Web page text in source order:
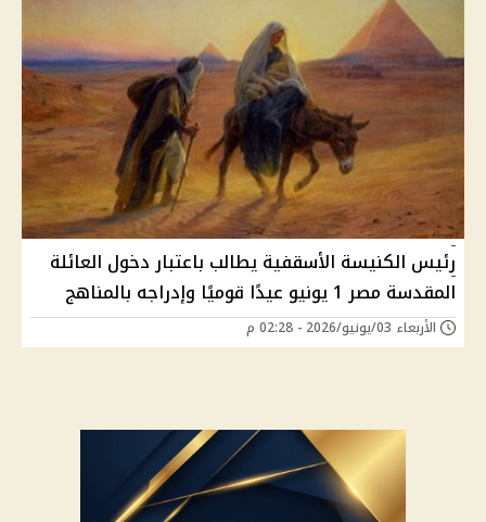
رئيس الكنيسة الأسقفية يطالب باعتبار دخول العائلة
المقدسة مصر 1 يونيو عيدًا قوميًا وإدراجه بالمناهج
الأربعاء 03/يونيو/2026 - 02:28 م